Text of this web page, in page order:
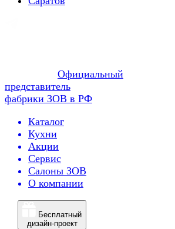
Официальный
представитель
фабрики ЗОВ в РФ
Каталог
Кухни
Акции
Сервис
Салоны ЗОВ
О компании
Бесплатный
дизайн-проект